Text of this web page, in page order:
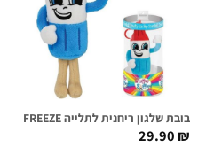
בובת שלגון ריחנית לתלייה APOLLO FREEZE
29.90₪